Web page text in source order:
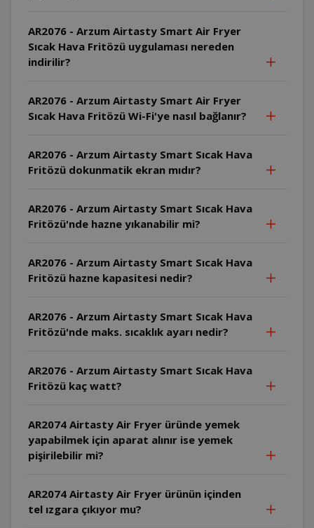
AR2076 - Arzum Airtasty Smart Air Fryer
Sıcak Hava Fritözü uygulaması nereden
indirilir?
AR2076 - Arzum Airtasty Smart Air Fryer
Sıcak Hava Fritözü Wi-Fi'ye nasıl bağlanır?
AR2076 - Arzum Airtasty Smart Sıcak Hava
Fritözü dokunmatik ekran mıdır?
AR2076 - Arzum Airtasty Smart Sıcak Hava
Fritözü'nde hazne yıkanabilir mi?
AR2076 - Arzum Airtasty Smart Sıcak Hava
Fritözü hazne kapasitesi nedir?
AR2076 - Arzum Airtasty Smart Sıcak Hava
Fritözü'nde maks. sıcaklık ayarı nedir?
AR2076 - Arzum Airtasty Smart Sıcak Hava
Fritözü kaç watt?
AR2074 Airtasty Air Fryer üründe yemek
yapabilmek için aparat alınır ise yemek
pişirilebilir mi?
AR2074 Airtasty Air Fryer ürünün içinden
tel ızgara çıkıyor mu?